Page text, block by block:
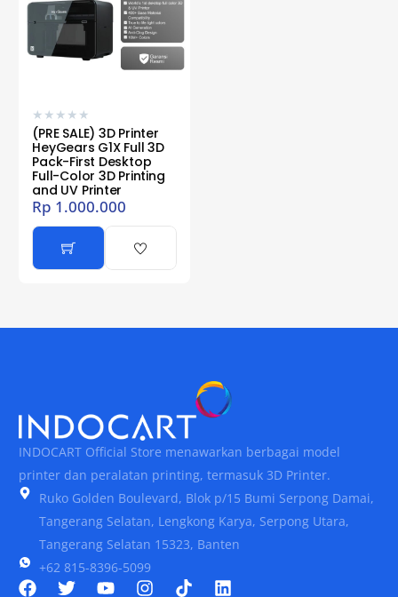
★ ★ ★ ★ ★
(PRE SALE) 3D Printer
HeyGears G1X Full 3D
Pack-First Desktop
Full-Color 3D Printing
and UV Printer
Rp 1.000.000
INDOCART Official Store menawarkan berbagai model
printer dan peralatan printing, termasuk 3D Printer.
Ruko Golden Boulevard, Blok p/15 Bumi Serpong Damai,
Tangerang Selatan, Lengkong Karya, Serpong Utara,
Tangerang Selatan 15323, Banten
+62 815-8396-5099